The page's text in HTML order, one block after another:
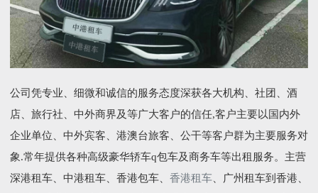
公司凭专业、细微和诚信的服务态度深获各大机构、社团、酒
店、旅行社、中外商界及等广大客户的信任,客户主要以国内外
企业单位、中外宾客、港澳台旅客、公干等客户群为主要服务对
象.常年提供各种高级豪华轿车q包车及商务车等出租服务。主营
深港租车、中港租车、香港包车、 香港租车、广州租车到香港、